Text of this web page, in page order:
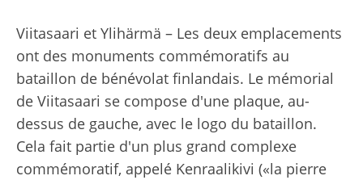
Viitasaari et Ylihärmä – Les deux emplacements
ont des monuments commémoratifs au
bataillon de bénévolat finlandais. Le mémorial
de Viitasaari se compose d'une plaque, au-
dessus de gauche, avec le logo du bataillon.
Cela fait partie d'un plus grand complexe
commémoratif, appelé Kenraalikivi («la pierre